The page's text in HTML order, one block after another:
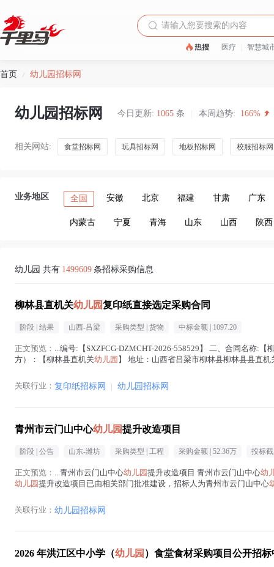
医疗 智慧城
首页 / 幼儿园招标网
幼儿园招标网 今日更新: 1065 条 本周趋势: 166%
相关网站: 食堂招标网 玩具招标网 地板招标网 校服招标网
业务地区 全国 安徽 北京 福建 甘肃 广东
内蒙古 宁夏 青海 山东 山西 陕西
幼儿园 共有 1499609 条招标采购信息
柳林县直机关幼儿园复印纸直接选定采购合同
阶段 | 结果 山西-吕梁 采购类型 | 货物 中标金额 | 1097.20
正文预览： ...编号:【SXZFCG-DZMCHT-2026-558529】 二、合同名称:【
方）：【柳林县直机关幼儿园 】 地址：山西省吕梁市柳林县柳林县县直机
关联行业： 复印纸招标网 | 幼儿园招标网
青州市云门山中心幼儿园提升改造项目
阶段 | 公告 山东-潍坊 采购类型 | 工程 采购金额 | 52.36万 投标
正文预览： ...青州市云门山中心幼儿园提升改造项目 青州市云门山中心幼
幼儿园提升改造项目已由相关部门批准建设，招标人为青州市云门山中心
关联行业： 幼儿园招标网
2026 年洪江区中小学（幼儿园 ）食堂食材采购项目公开招